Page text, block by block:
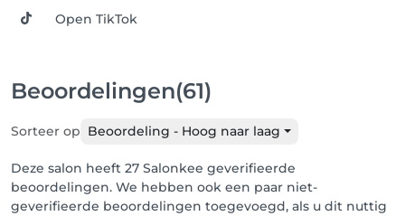
Open TikTok
Beoordelingen(61)
Sorteer op Beoordeling - Hoog naar laag
Deze salon heeft 27 Salonkee geverifieerde
beoordelingen. We hebben ook een paar niet-
geverifieerde beoordelingen toegevoegd, als u dit nuttig